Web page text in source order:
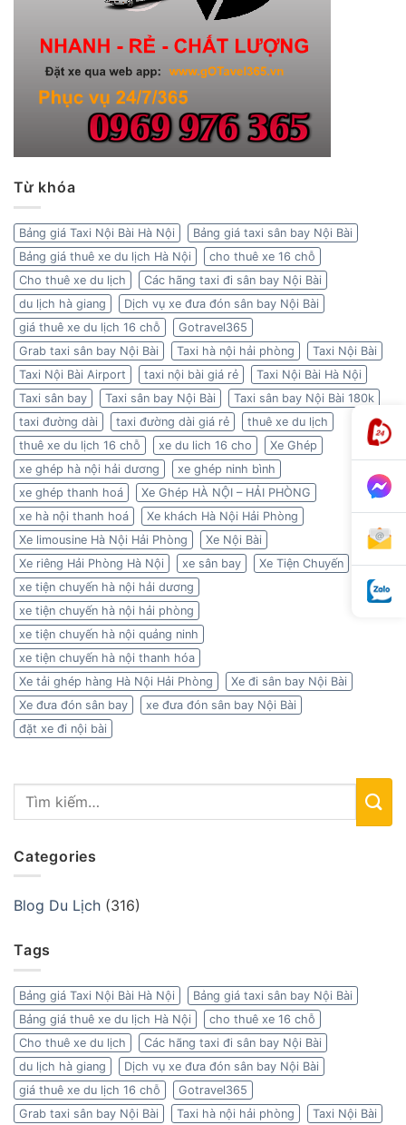
Từ khóa
Bảng giá Taxi Nội Bài Hà Nội
Bảng giá taxi sân bay Nội Bài
Bảng giá thuê xe du lịch Hà Nội
cho thuê xe 16 chỗ
Cho thuê xe du lịch
Các hãng taxi đi sân bay Nội Bài
du lịch hà giang
Dịch vụ xe đưa đón sân bay Nội Bài
giá thuê xe du lịch 16 chỗ
Gotravel365
Grab taxi sân bay Nội Bài
Taxi hà nội hải phòng
Taxi Nội Bài
Taxi Nội Bài Airport
taxi nội bài giá rẻ
Taxi Nội Bài Hà Nội
Taxi sân bay
Taxi sân bay Nội Bài
Taxi sân bay Nội Bài 180k
taxi đường dài
taxi đường dài giá rẻ
thuê xe du lịch
thuê xe du lịch 16 chỗ
xe du lich 16 cho
Xe Ghép
xe ghép hà nội hải dương
xe ghép ninh bình
xe ghép thanh hoá
Xe Ghép HÀ NỘI – HẢI PHÒNG
xe hà nội thanh hoá
Xe khách Hà Nội Hải Phòng
Xe limousine Hà Nội Hải Phòng
Xe Nội Bài
Xe riêng Hải Phòng Hà Nội
xe sân bay
Xe Tiện Chuyến
xe tiện chuyến hà nội hải dương
xe tiện chuyến hà nội hải phòng
xe tiện chuyến hà nội quảng ninh
xe tiện chuyến hà nội thanh hóa
Xe tải ghép hàng Hà Nội Hải Phòng
Xe đi sân bay Nội Bài
Xe đưa đón sân bay
xe đưa đón sân bay Nội Bài
đặt xe đi nội bài
Categories
Blog Du Lịch (316)
Tags
Bảng giá Taxi Nội Bài Hà Nội
Bảng giá taxi sân bay Nội Bài
Bảng giá thuê xe du lịch Hà Nội
cho thuê xe 16 chỗ
Cho thuê xe du lịch
Các hãng taxi đi sân bay Nội Bài
du lịch hà giang
Dịch vụ xe đưa đón sân bay Nội Bài
giá thuê xe du lịch 16 chỗ
Gotravel365
Grab taxi sân bay Nội Bài
Taxi hà nội hải phòng
Taxi Nội Bài